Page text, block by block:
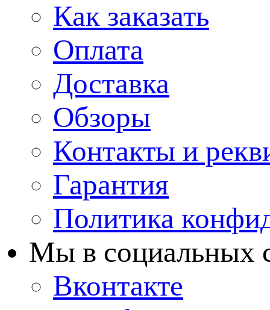
Как заказать
Оплата
Доставка
Обзоры
Контакты и
Гарантия
Политика
Мы в cоциальных
Вконтакте